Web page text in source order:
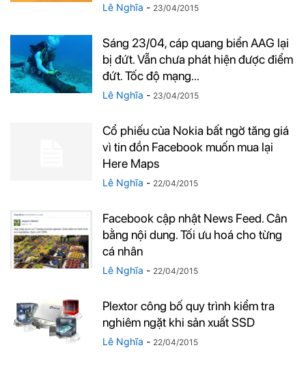
Lê Nghĩa - 23/04/2015
Sáng 23/04, cáp quang biển AAG lại
bị đứt. Vẫn chưa phát hiện được điểm
đứt. Tốc độ mạng...
Lê Nghĩa - 23/04/2015
Cổ phiếu của Nokia bất ngờ tăng giá
vì tin đồn Facebook muốn mua lại
Here Maps
Lê Nghĩa - 22/04/2015
Facebook cập nhật News Feed. Cân
bằng nội dung. Tối ưu hoá cho từng
cá nhân
Lê Nghĩa - 22/04/2015
Plextor công bố quy trình kiểm tra
nghiêm ngặt khi sản xuất SSD
Lê Nghĩa - 22/04/2015